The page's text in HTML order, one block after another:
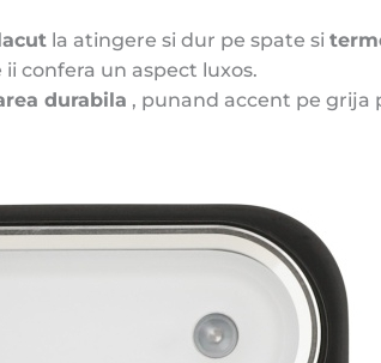
la atingere si dur pe spate si
ii confera un aspect luxos.
durabila , punand accent pe grija